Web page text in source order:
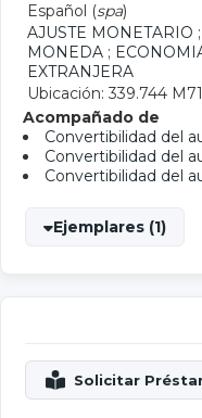
Español (spa)
AJUSTE MONETARIO ;
MONEDA ;
EXTRANJERA
Ubicación: 339.744
Acompañado de
Convertibilidad del
Convertibilidad del
Convertibilidad del
Ejemplares (1)